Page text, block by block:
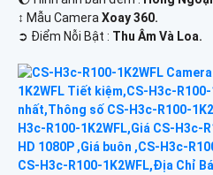
↕️ Mẫu Camera Xoay 360.
️➲ Điểm Nỗi Bật : Thu Âm Và Loa.